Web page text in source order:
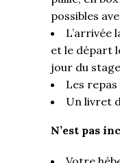
possibles
L’arrivée
et le départ
jour du
Les
Un livret
N’est pas